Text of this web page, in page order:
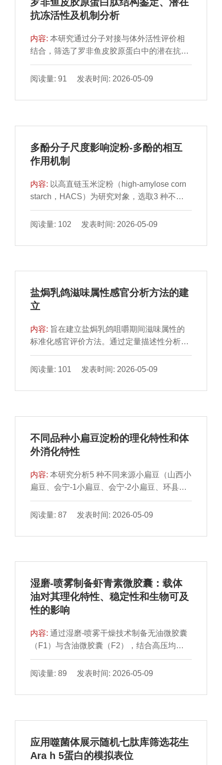
氢-3,5-二羟基-6-甲基-4H-吡喃-4-酮（2,3-
dihydro-3,5-dihydroxy-6-methyl-4H-pyran-4-
测，并基于品质变化与工艺关联性建立模型进
行最佳参数预测。结果发现：炆制过程中，黄
精的颜色和质地在深炆前后发生显著变化，颜
色由黄白转为黑褐色，质地变软且有黏性，且
含量是引起其色泽和质构变化的主要物质基
础。通过建立产品品质与关键工艺参数的预测
模型，进行最佳工艺的预测，为黄精炆制的标
准化工艺建立提供理论与技术支撑。
抗冻活性及机制分析
内容:本研究通过分子对接与体外活性评价相
结合，筛选了罗非鱼皮胶原蛋白中的潜在抗冻
肽，并探讨其与冰晶的相互作用机制。研究从
386 条胶原蛋白肽中筛选出3 条具有抗冻活性
LSGPTGEAGRE和GGRGPEGPAGAR，分别
过冻融循环处理后，这3 条肽段对过氧化氢酶
57.0%、66.7%和52.3%，显著高于空白组的
32%。分子对接分析表明，这些抗冻肽主要通
面。本研究为罗非鱼加工废弃物开发抗冻肽提
供了可行的途径，也为商品化抗冻剂的研发开
辟了新思路。
阅读量: 91 发表时间: 2026-05-09
多酚分子尺度影响淀粉-多酚的相互
作用机制
内容: 以高直链玉米淀粉（high-amylose corn
starch，HACS）为研究对象，选取3 种不同
尺度的多酚——2,7-二羟基萘（2,7-
dihydroxynaphthalene，DHN）、表没食子儿
儿茶素没食子酸酯（epigallocatechin
互作用。核磁共振氢谱结果显示，DHN因被包
0.1，而EGC/EGCG则因氢键作用导致羟基信
号向低场位移约δ 0.1。这可能是因为DHN分
包合物所致。分子动力学模拟结果表明，从
DHN到EGCG，多酚分子尺度的增大使其与淀
粉的结合能绝对值由33.97 kJ/mol显著增加至
129.87 kJ/mol，这是因为EGCG分子尺寸较
子尺寸具有明显的相关性。结果显示，分子尺
寸较小的DHN与HACS形成了V型晶体结构，
因而具有较高的抗性淀粉相对含量（62%）；
而尺度更大的EGC/EGCG则受空间位阻限制
通过氢键作用形成无定形复合物，因而抗性淀
淀粉消化性能。
阅读量: 102 发表时间: 2026-05-09
盐焗乳鸽滋味属性感官分析方法的建
立
内容: 旨在建立盐焗乳鸽咀嚼期间滋味属性的
标准化感官评价方法。通过定量描述性分析，
明确盐焗乳鸽的滋味特征描述词
是“咸”“鲜”“甜”“厚”“脂肪味”与“油腻味”。正交试
钠（0.6 g/L）、5’-呈味核苷酸二钠（0.4 g/L）
℃为最佳样品评价温度。应用该感官评价法分
显示，烤箱制备产品的鲜味属性
（7.34±0.14）和砂锅制备产品的咸味属性
法确定咸味和鲜味属性的感知强度分别在口腔
加工10 s（7.50±0.33）和20 s（7.35±0.08）
时达峰值。本研究建立的方法能够有效区分不
同工艺条件下盐焗乳鸽产品的感官滋味特征差
阅读量: 101 发表时间: 2026-05-09
不同品种小扁豆淀粉的理化特性和体
外消化特性
内容:本研究分析5 种不同来源小扁豆（山西小
扁豆、会宁-1小扁豆、会宁-2小扁豆、环县小
扁豆及安定小扁豆）淀粉的理化与功能特性差
异。结果表明，不同品种间淀粉组成（直链淀
（4.16%～6.67%）、膨润力（9.32%～
64.118 ℃）存在显著差异，其中山西小扁豆淀
最低膨润力（9.32%），凝胶硬度最大（2
843.504 g）、弹性最佳；而会宁-1小扁豆淀粉
则呈现最高峰值黏度（6 521.333 cP）与膨润
最高（0.644）但硬度最低（2 198.089 g）。
快消化淀粉含量亦存在显著差异，抗性淀粉相
对含量介于12.45%（山西小扁豆）～17.57%
（会宁-2小扁豆），可作为抗性淀粉的优良来
性为区分不同品种小扁豆淀粉的关键指标。小
扁豆直链淀粉含量影响热稳定性与凝胶强度，
支链淀粉影响峰值黏度与膨胀性能，这为不同
品种小扁豆在凝胶制品、增稠剂及快速加工食
阅读量: 87 发表时间: 2026-05-09
湿磨-喷雾制备虾青素微胶囊：载体
油对其理化特性、稳定性和生物可及
性的影响
内容:通过湿磨-喷雾干燥技术制备无油微胶囊
（F1）与含油微胶囊（F2），结合高压均质-
喷雾干燥技术制备含赋形剂乳液微胶囊
（F3），以物化性质、微观形态、包封效率和
定性，并使用体外模拟消化模型阐明各微胶囊
优，虾青素负载量最高（10.12%），水分质
达98.36%。扫描电镜显示其表面光滑、包覆
完整，差示扫描量热、傅里叶变换红外光谱和
阅读量: 89 发表时间: 2026-05-09
应用噬菌体展示随机七肽库筛选花生
Ara h 5蛋白的模拟表位